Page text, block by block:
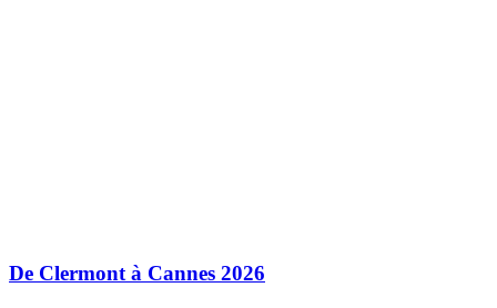
De Clermont à Cannes 2026